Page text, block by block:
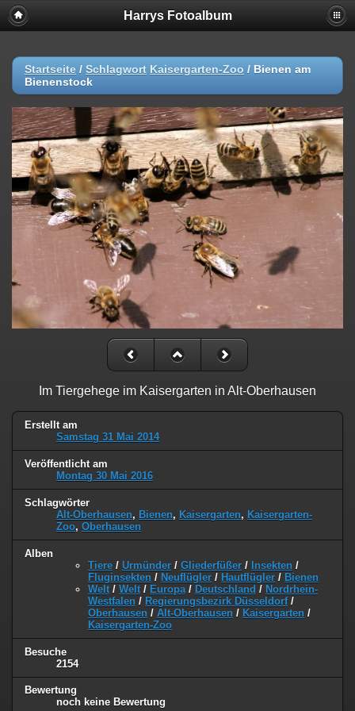
Harrys Fotoalbum
Startseite / Schlagwort Kaisergarten-Zoo / Bienen am
Bienenstock
Im Tiergehege im Kaisergarten in Alt-Oberhausen
Erstellt am
Samstag 31 Mai 2014
Veröffentlicht am
Montag 30 Mai 2016
Schlagwörter
Alt-Oberhausen, Bienen, Kaisergarten, Kaisergarten-
Zoo, Oberhausen
Alben
Tiere / Urmünder / Gliederfüßer / Insekten /
Fluginsekten / Neuflügler / Hautflügler / Bienen
Welt / Welt / Europa / Deutschland / Nordrhein-
Westfalen / Regierungsbezirk Düsseldorf/
Oberhausen / Alt-Oberhausen / Kaisergarten /
Kaisergarten-Zoo
Besuche
2154
Bewertung
noch keine Bewertung